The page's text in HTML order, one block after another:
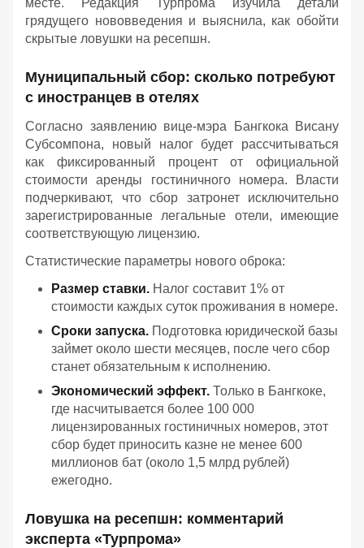
грядущего нововведения и выяснила, как обойти
скрытые ловушки на ресепшн.
Муниципальный сбор: сколько потребуют
с иностранцев в отелях
Согласно заявлению вице-мэра Бангкока Висану
Субсомпона, новый налог будет рассчитываться
как фиксированный процент от официальной
стоимости аренды гостиничного номера. Власти
подчеркивают, что сбор затронет исключительно
зарегистрированные легальные отели, имеющие
соответствующую лицензию.
Статистические параметры нового оброка:
Размер ставки. Налог составит 1% от
стоимости каждых суток проживания в номере.
Сроки запуска. Подготовка юридической базы
займет около шести месяцев, после чего сбор
станет обязательным к исполнению.
Экономический эффект. Только в Бангкоке,
где насчитывается более 100 000
лицензированных гостиничных номеров, этот
сбор будет приносить казне не менее 600
миллионов бат (около 1,5 млрд рублей)
ежегодно.
Ловушка на ресепшн: комментарий
эксперта «Турпрома»